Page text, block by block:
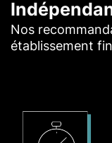
Nos
établissement